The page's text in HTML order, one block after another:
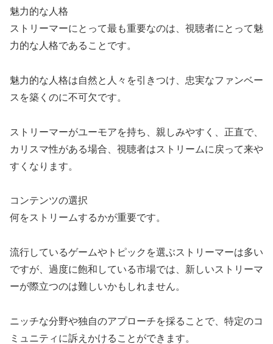
魅力的な人格
ストリーマーにとって最も重要なのは、視聴者にとって魅
力的な人格であることです。
魅力的な人格は自然と人々を引きつけ、忠実なファンベー
スを築くのに不可欠です。
ストリーマーがユーモアを持ち、親しみやすく、正直で、
カリスマ性がある場合、視聴者はストリームに戻って来や
すくなります。
コンテンツの選択
何をストリームするかが重要です。
流行しているゲームやトピックを選ぶストリーマーは多い
ですが、過度に飽和している市場では、新しいストリーマ
ーが際立つのは難しいかもしれません。
ニッチな分野や独自のアプローチを採ることで、特定のコ
ミュニティに訴えかけることができます。